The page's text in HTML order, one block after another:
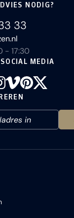
NODIG?
33
- 17:30
MEDIA